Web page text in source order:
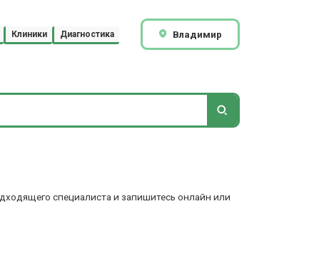
Клиники Диагностика Владимир
специалиста и запишитесь онлайн или